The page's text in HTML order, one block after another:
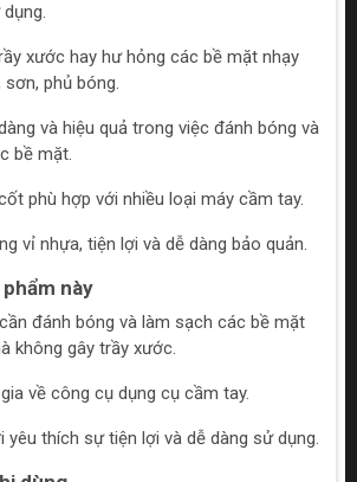
xước hay hư hỏng các bề mặt nhạy
phủ bóng.
và hiệu quả trong việc đánh bóng và
bề mặt.
phù hợp với nhiều loại máy cầm tay.
vỉ nhựa, tiện lợi và dễ dàng bảo quản.
này
đánh bóng và làm sạch các bề mặt
không gây trầy xước.
về công cụ dụng cụ cầm tay.
yêu thích sự tiện lợi và dễ dàng sử dụng.